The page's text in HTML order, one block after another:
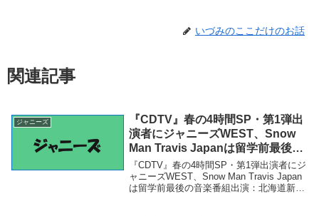
いづみのここだけのお話
関連記事
ジャニーズ
『CDTV』春の4時間SP・第1弾出
演者にジャニーズWEST、Snow
Man Travis Japanは留学前最後の
音楽番組出演：北海道新聞 どうし
ん電子版 – 北海道新聞
『CDTV』春の4時間SP・第1弾出演者にジ
ャニーズWEST、Snow Man Travis Japan
は留学前最後の音楽番組出演：北海道新聞